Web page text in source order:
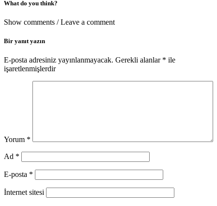
What do you think?
Show comments / Leave a comment
Bir yanıt yazın
E-posta adresiniz yayınlanmayacak. Gerekli alanlar * ile
işaretlenmişlerdir
Yorum *
Ad *
E-posta *
İnternet sitesi